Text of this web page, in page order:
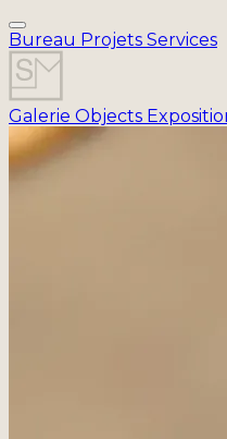
Bureau Projets Services
Galerie Objects